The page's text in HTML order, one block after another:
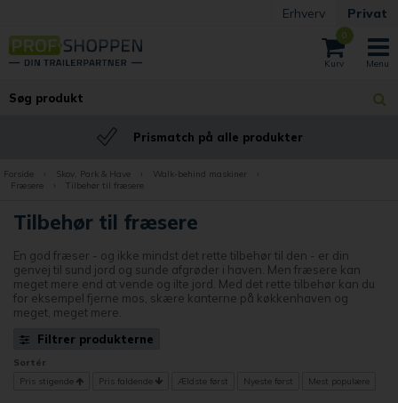
Erhverv Privat
0
BILLIG fragt
Fast billig fragt
Forside Skov, Park & Have Walk-behind maskiner
Fræsere
Tilbehør til fræsere
Tilbehør til fræsere
En god fræser - og ikke mindst det rette tilbehør til den - er din
genvej til sund jord og sunde afgrøder i haven. Men fræsere kan
meget mere end at vende og ilte jord. Med det rette tilbehør kan du
for eksempel fjerne mos, skære kanterne på køkkenhaven og
meget, meget mere.
Filtrer produkterne
Sortér
Pris stigende
Pris faldende Ældste først Nyeste først Mest populære